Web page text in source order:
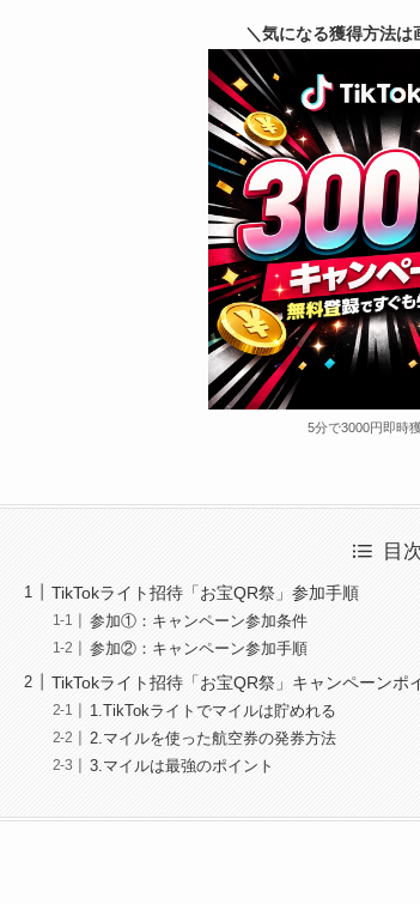
＼気になる獲得方法は
5分で3000円即時
目
TikTokライト招待「お宝QR祭」参加手順
参加①：キャンペーン参加条件
参加②：キャンペーン参加手順
TikTokライト招待「お宝QR祭」キャンペーンポ
1.TikTokライトでマイルは貯めれる
2.マイルを使った航空券の発券方法
3.マイルは最強のポイント